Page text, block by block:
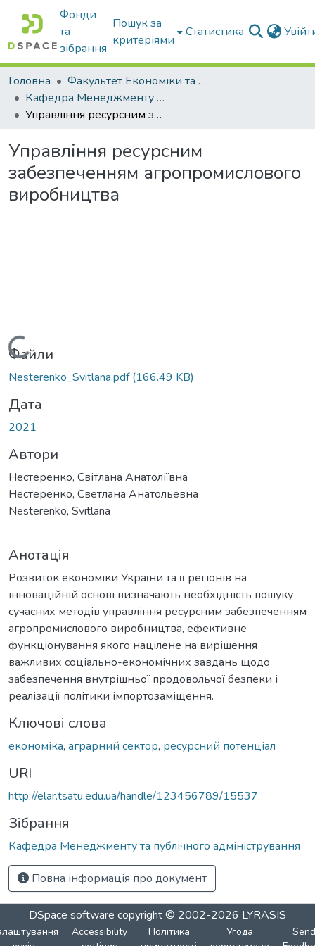
Фонди
та
зібрання
Пошук за
критеріями
Статистика
Головна
Факультет Економіки та бізнесу
Кафедра Менеджменту та публічного адміністрування
Управління ресурсним забезпеченням агропромислового виробництва
Управління ресурсним
забезпеченням агропромислового
виробництва
Вантажиться...
Файли
Nesterenko_Svitlana.pdf(166.49 KB)
Дата
2021
Автори
Нестеренко, Світлана Анатоліївна
Нестеренко, Светлана Анатольевна
Nesterenko, Svitlana
Анотація
Розвиток економіки України та її регіонів на
інноваційній основі визначають необхідність пошуку
сучасних методів управління ресурсним забезпеченням
агропромислового виробництва, ефективне
функціонування якого націлене на вирішення
важливих соціально-економічних завдань щодо
забезпечення внутрішньої продовольчої безпеки і
реалізації політики імпортозаміщення.
Ключові слова
економіка, аграрний сектор, ресурсний потенціал
URI
http://elar.tsatu.edu.ua/handle/123456789/15537
Зібрання
Кафедра Менеджменту та публічного адміністрування
Повна інформація про документ
DSpace software copyright © 2002-2026 LYRASIS
Accessibility
Політика
Угода
Send